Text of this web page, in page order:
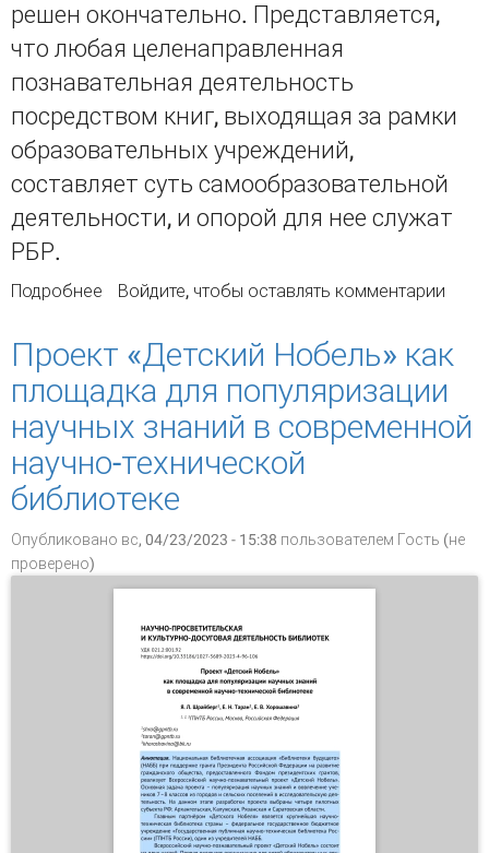
решен окончательно. Представляется,
что любая целенаправленная
познавательная деятельность
посредством книг, выходящая за рамки
образовательных учреждений,
составляет суть самообразовательной
деятельности, и опорой для нее служат
РБР.
Подробнее о Модель рекомендательного
коммуникации науки и общества
Войдите, чтобы оставлять комментарии
Проект «Детский Нобель» как
площадка для популяризации
научных знаний в современной
научно-технической
библиотеке
Опубликовано вс, 04/23/2023 - 15:38 пользователем Гость (не
проверено)